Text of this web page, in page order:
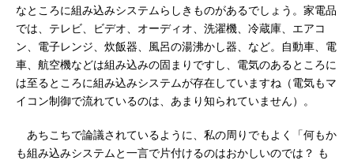
なところに組み込みシステムらしきものがあるでしょう。家電品
では、テレビ、ビデオ、オーディオ、洗濯機、冷蔵庫、エアコ
ン、電子レンジ、炊飯器、風呂の湯沸かし器、など。自動車、電
車、航空機などは組み込みの固まりですし、電気のあるところに
は至るところに組み込みシステムが存在していますね（電気もマ
イコン制御で流れているのは、あまり知られていません）。
あちこちで論議されているように、私の周りでもよく「何もか
も組み込みシステムと一言で片付けるのはおかしいのでは？ も